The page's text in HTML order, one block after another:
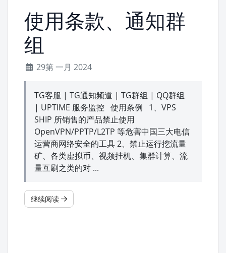
使用条款、通知群
组
29第 一月 2024
TG客服 | TG通知频道 | TG群组 | QQ群组
| UPTIME 服务监控 使用条例 1、VPS
SHIP 所销售的产品禁止使用
OpenVPN/PPTP/L2TP 等危害中国三大电信
运营商网络安全的工具 2、禁止运行挖流量
矿、各类虚拟币、视频挂机、集群计算、流
量互刷之类的对 ...
继续阅读